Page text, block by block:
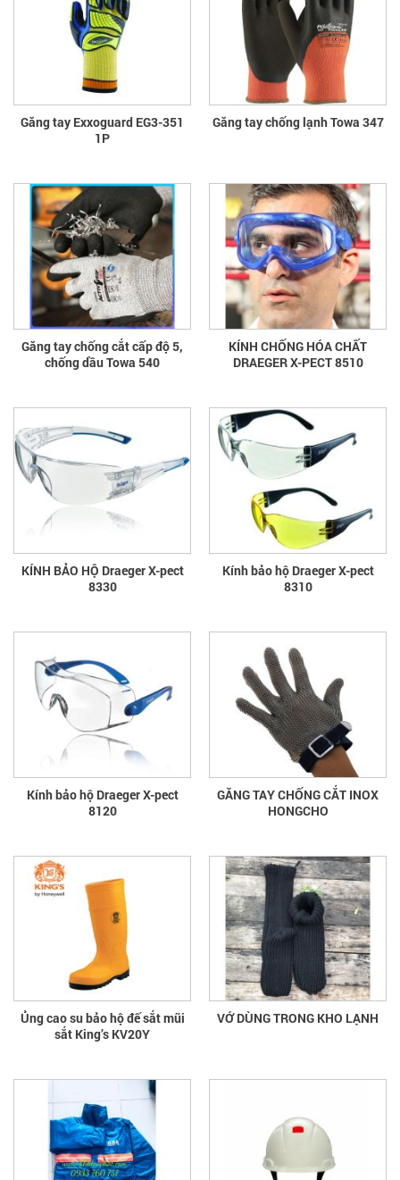
Găng tay Exxoguard EG3-351
1P
Găng tay chống lạnh Towa 347
Găng tay chống cắt cấp độ 5,
chống dầu Towa 540
KÍNH CHỐNG HÓA CHẤT
DRAEGER X-PECT 8510
KÍNH BẢO HỘ Draeger X-pect
8330
Kính bảo hộ Draeger X-pect
8310
Kính bảo hộ Draeger X-pect
8120
GĂNG TAY CHỐNG CẮT INOX
HONGCHO
Ủng cao su bảo hộ đế sắt mũi
sắt King’s KV20Y
VỚ DÙNG TRONG KHO LẠNH